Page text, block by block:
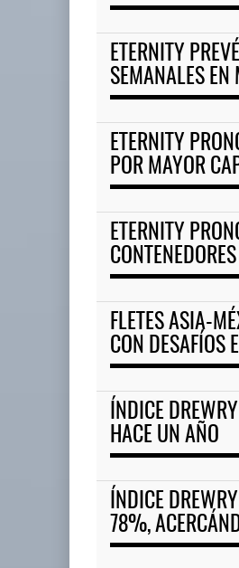
ETERNITY
SEMANALES EN
ETERNITY
POR MAYOR
ETERNITY
FLETES ASIA-
CON DESAFÍOS
ÍNDICE
HACE UN AÑO
ÍNDICE
78%,